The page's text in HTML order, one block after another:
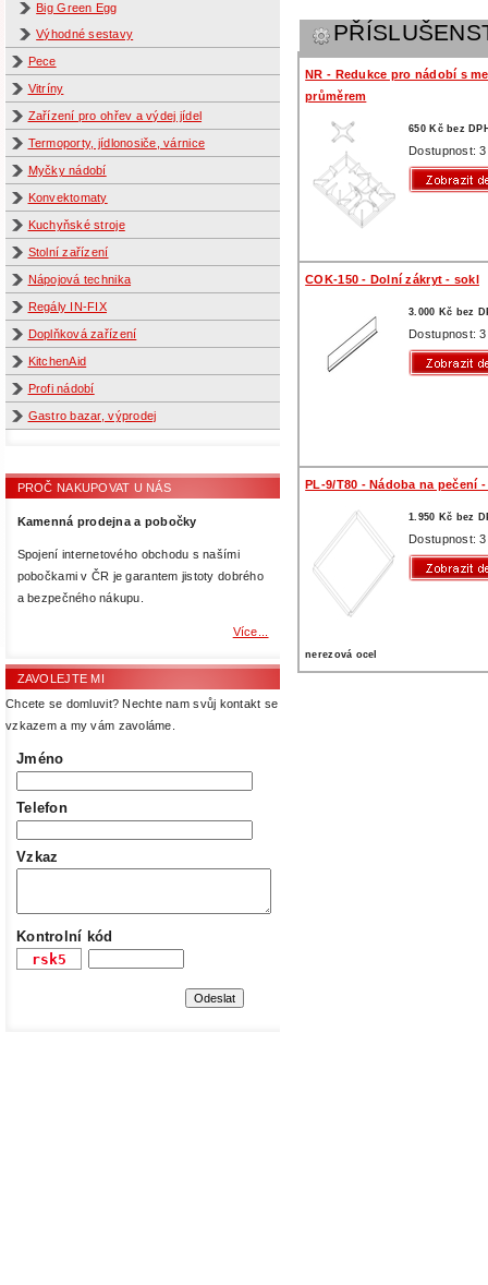
Big Green Egg
Výhodné sestavy
Pece
Vitríny
Zařízení pro ohřev a výdej jídel
Termoporty, jídlonosiče, várnice
Myčky nádobí
Konvektomaty
Kuchyňské stroje
Stolní zařízení
Nápojová technika
Regály IN-FIX
Doplňková zařízení
KitchenAid
Profi nádobí
Gastro bazar, výprodej
PROČ NAKUPOVAT U NÁS
Kamenná prodejna a pobočky
Spojení internetového obchodu s našími
pobočkami v ČR je garantem jistoty dobrého
a bezpečného nákupu.
Více...
ZAVOLEJTE MI
Chcete se domluvit? Nechte nam svůj kontakt se
vzkazem a my vám zavoláme.
Jméno
Telefon
Vzkaz
Kontrolní kód
NR - Redukce pro nádobí s
průměrem
650 Kč bez
Dostupnost:
COK-150 - Dolní zákryt - sokl
3.000 Kč bez
Dostupnost:
PL-9/T80 - Nádoba na pečení
1.950 Kč bez
Dostupnost:
nerezová ocel